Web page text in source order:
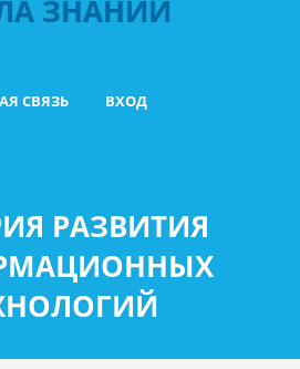
СВЯЗЬ ВХОД
РАЗВИТИЯ